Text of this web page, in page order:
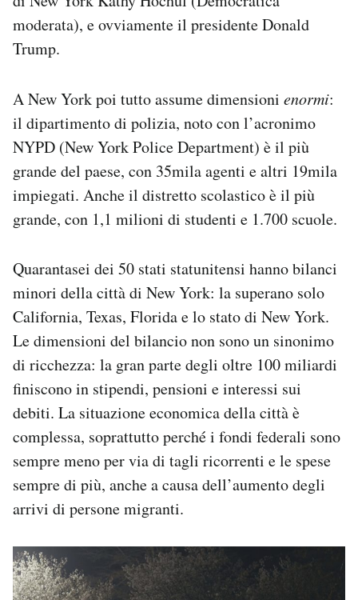
moderata), e ovviamente il presidente Donald
Trump.
A New York poi tutto assume dimensioni enormi:
il dipartimento di polizia, noto con l’acronimo
NYPD (New York Police Department) è il più
grande del paese, con 35mila agenti e altri 19mila
impiegati. Anche il distretto scolastico è il più
grande, con 1,1 milioni di studenti e 1.700 scuole.
Quarantasei dei 50 stati statunitensi hanno bilanci
minori della città di New York: la superano solo
California, Texas, Florida e lo stato di New York.
Le dimensioni del bilancio non sono un sinonimo
di ricchezza: la gran parte degli oltre 100 miliardi
finiscono in stipendi, pensioni e interessi sui
debiti. La situazione economica della città è
complessa, soprattutto perché i fondi federali sono
sempre meno per via di tagli ricorrenti e le spese
sempre di più, anche a causa dell’aumento degli
arrivi di persone migranti.